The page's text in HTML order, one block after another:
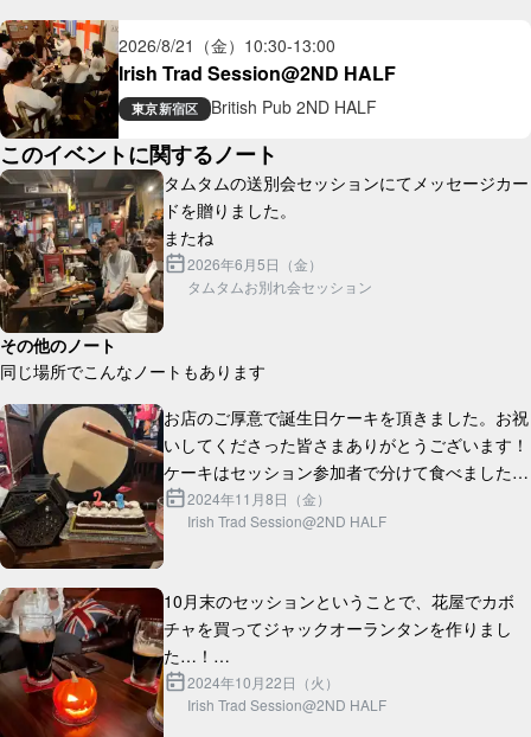
2026/8/21（金） 10:30-13:00
Irish Trad Session@2ND HALF
東京新宿区 British Pub 2ND HALF
このイベントに関するノート
タムタムの送別会セッションにてメッセージカー
ドを贈りました。
2026年6月5日（金）
タムタムお別れ会セッション
その他のノート
同じ場所でこんなノートもあります
お店のご厚意で誕生日ケーキを頂きました。お祝
いしてくださった皆さまありがとうございます！
ケーキはセッション参加者で分けて食べました！
これからも引き続き暖かいセッションを作ってい
こうと思います…！
2024年11月8日（金）
Irish Trad Session@2ND HALF
10月末のセッションということで、花屋でカボ
チャを買ってジャックオーランタンを作りまし
た…！
灯りに蝋燭を使ったので、セッション終盤にはか
2024年10月22日（火）
Irish Trad Session@2ND HALF